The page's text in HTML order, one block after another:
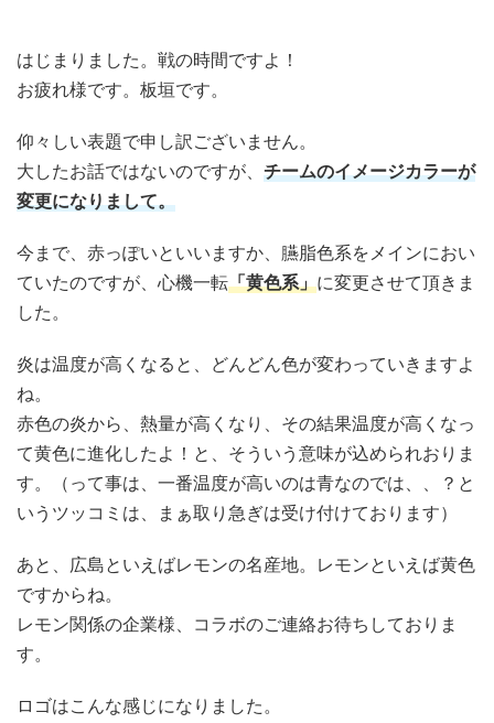
はじまりました。戦の時間ですよ！
お疲れ様です。板垣です。
仰々しい表題で申し訳ございません。
大したお話ではないのですが、 チームのイメージカラーが
変更になりまして。
今まで、赤っぽいといいますか、臙脂色系をメインにおい
ていたのですが、心機一転「黄色系」に変更させて頂きま
した。
炎は温度が高くなると、どんどん色が変わっていきますよ
ね。
赤色の炎から、熱量が高くなり、その結果温度が高くなっ
て黄色に進化したよ！と、そういう意味が込められおりま
す。
（って事は、一番温度が高いのは青なのでは、、？と
いうツッコミは、まぁ取り急ぎは受け付けております）
あと、広島といえばレモンの名産地。レモンといえば黄色
ですからね。
レモン関係の企業様、コラボのご連絡お待ちしておりま
す。
ロゴはこんな感じになりました。